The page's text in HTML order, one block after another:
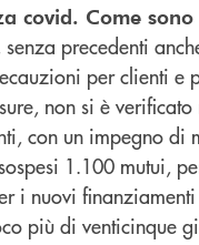
covid. Come
precedenti
per clienti
non si è
con un impegno di
1.100 mutui,
i nuovi
più di venticinque